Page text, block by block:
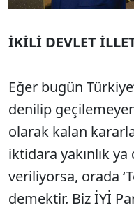
İKİLİ DEVLET
Eğer bugün
denilip
olarak kalan
iktidara yakınlık
veriliyorsa, orada
demektir. Biz İYİ